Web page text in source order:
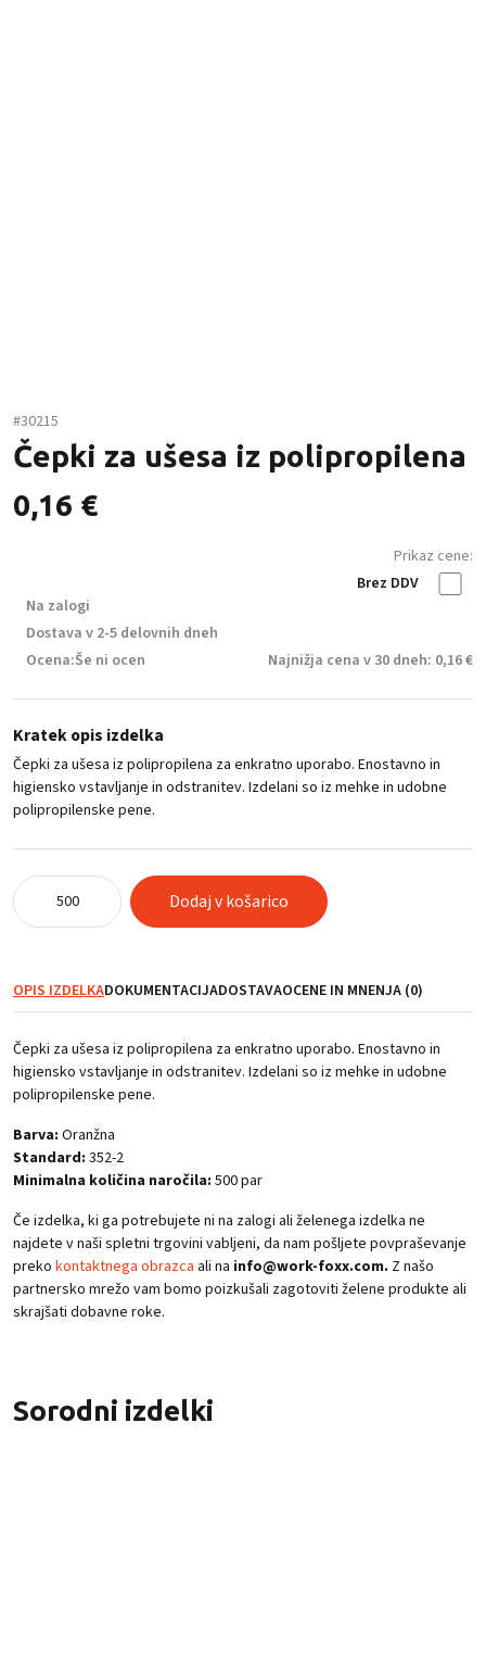
#30215
Čepki za ušesa iz polipropilena
0,16 €
Prikaz cene:
Brez DDV
Na zalogi
Dostava v 2-5 delovnih dneh
Ocena:Še ni ocen Najnižja cena v 30 dneh: 0,16 €
Kratek opis izdelka
Čepki za ušesa iz polipropilena za enkratno uporabo. Enostavno in
higiensko vstavljanje in odstranitev. Izdelani so iz mehke in udobne
polipropilenske pene.
Čepki
za
ušesa
količina
Dodaj v košarico
OPIS IZDELKADOKUMENTACIJADOSTAVAOCENE IN MNENJA (0)
Čepki za ušesa iz polipropilena za enkratno uporabo. Enostavno in
higiensko vstavljanje in odstranitev. Izdelani so iz mehke in udobne
polipropilenske pene.
Barva: Oranžna
Standard: 352-2
Minimalna količina naročila: 500 par
Če izdelka, ki ga potrebujete ni na zalogi ali želenega izdelka ne
najdete v naši spletni trgovini vabljeni, da nam pošljete povpraševanje
preko kontaktnega obrazca ali na info@work-foxx.com. Z našo
partnersko mrežo vam bomo poizkušali zagotoviti želene produkte ali
skrajšati dobavne roke.
Sorodni izdelki